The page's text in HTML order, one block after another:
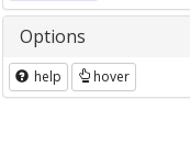
Options
help hover